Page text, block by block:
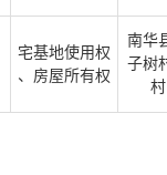
宅基地使用权
、房屋所有权
南华
子树